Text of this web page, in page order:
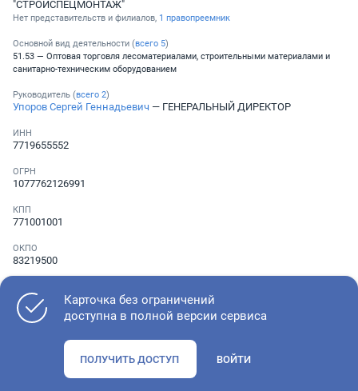
"СТРОЙСПЕЦМОНТАЖ"
Нет представительств и филиалов, 1 правопреемник
Основной вид деятельности (всего 5)
51.53 — Оптовая торговля лесоматериалами, строительными материалами и
санитарно-техническим оборудованием
Руководитель (всего 2)
Упоров Сергей Геннадьевич — ГЕНЕРАЛЬНЫЙ ДИРЕКТОР
ИНН
7719655552
ОГРН
1077762126991
КПП
771001001
ОКПО
83219500
Не указан
Как оценить состояние компании
Карточка без ограничений
доступна в полной версии сервиса
ПОЛУЧИТЬ ДОСТУП ВОЙТИ